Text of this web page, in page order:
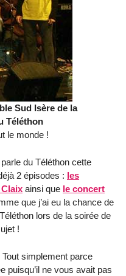
Sud Isère de la
Téléthon
le monde !
du Téléthon cette
2 épisodes : les
ainsi que le concert
que j’ai eu la chance de
lors de la soirée de
!
simplement parce
puisqu’il ne vous avait pas